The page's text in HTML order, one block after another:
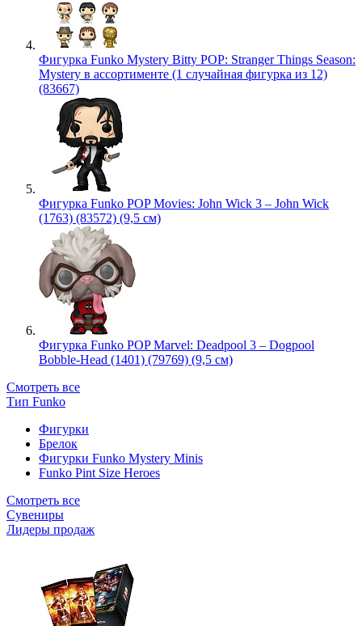
Фигурка Funko Mystery Bitty POP: Stranger Things Season:
Mystery в ассортименте (1 случайная фигурка из 12)
(83667)
Фигурка Funko POP Movies: John Wick 3 – John Wick
(1763) (83572) (9,5 см)
Фигурка Funko POP Marvel: Deadpool 3 – Dogpool
Bobble-Head (1401) (79769) (9,5 см)
Смотреть все
Тип Funko
Фигурки
Брелок
Фигурки Funko Mystery Minis
Funko Pint Size Heroes
Смотреть все
Сувениры
Лидеры продаж